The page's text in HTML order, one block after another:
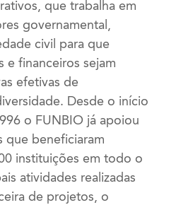
que trabalha em
governamental,
civil para que
e financeiros sejam
efetivas de
Desde o início
o FUNBIO já apoiou
que beneficiaram
instituições em todo o
atividades realizadas
de projetos, o